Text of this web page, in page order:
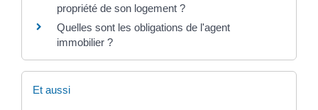
propriété de son logement ?
Quelles sont les obligations de l'agent
immobilier ?
Et aussi